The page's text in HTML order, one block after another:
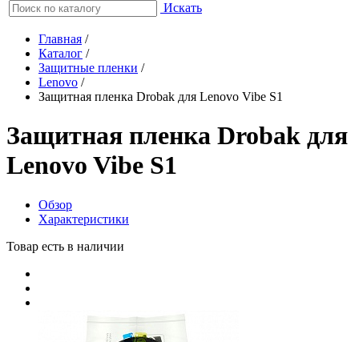
Искать
Главная /
Каталог /
Защитные пленки /
Lenovo /
Защитная пленка Drobak для Lenovo Vibe S1
Защитная пленка Drobak для
Lenovo Vibe S1
Обзор
Характеристики
Товар есть в наличии